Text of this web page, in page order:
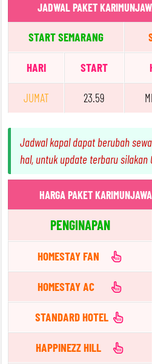
JADWAL PAKET
START SEMARANG
HARI START
JUMAT 23.59
Jadwal kapal dapat berubah
hal, untuk update terbaru silakan
HARGA PAKET
PENGINAPAN
HOMESTAY FAN
HOMESTAY AC
STANDARD HOTEL
HAPPINEZZ HILL